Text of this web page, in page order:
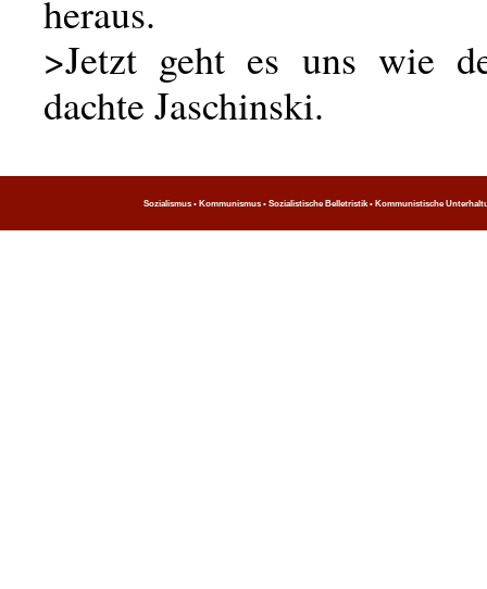
heraus.
>Jetzt geht es uns wie
dachte Jaschinski.
Sozialismus • Kommunismus • Sozialistische Belletristik • Kommunistische